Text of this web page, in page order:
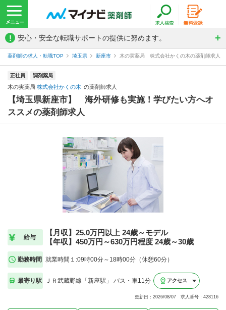
! 安心・安全な転職サポートの提供に努めます。
薬剤師の求人・転職TOP 埼玉県 新座市 木の実薬局 株式会社かくの木の薬剤師求人
正社員 調剤薬局
木の実薬局 株式会社かくの木 の薬剤師求人
【埼玉県新座市】 海外研修も実施！学びたい方へオ
ススメの薬剤師求人
給与
【月収】25.0万円以上 24歳～モデル
【年収】450万円～630万円程度 24歳～30歳
勤務時間 就業時間１:09時00分～18時00分（休憩60分）
最寄り駅 ＪＲ武蔵野線「新座駅」 バス・車11分 アクセス
更新日：2026/08/07 求人番号：428116